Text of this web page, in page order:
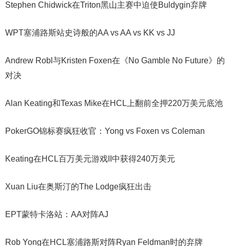
Stephen Chidwick在Triton黑山主赛中迫使Buldygin弃牌
WPT塞浦路斯站史诗般的AA vs AA vs KK vs JJ
Andrew Robl与Kristen Foxen在《No Gamble No Future》的
对决
Alan Keating和Texas Mike在HCL上翻前全押220万美元底池
PokerGO锦标赛疯狂收官：Yong vs Foxen vs Coleman
Keating在HCL百万美元游戏II中获得240万美元
Xuan Liu在奥斯汀的The Lodge疯狂出击
EPT蒙特卡洛站：AA对阵AJ
Rob Yong在HCL塞浦路斯对阵Ryan Feldman时的弃牌